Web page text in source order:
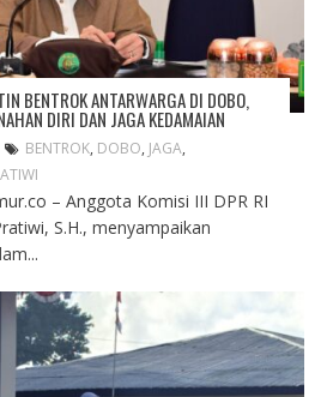
BENTROK ANTARWARGA DI DOBO,
DIRI DAN JAGA KEDAMAIAN
BENTROK, DOBO, JAGA,
– Anggota Komisi III DPR RI
S.H., menyampaikan